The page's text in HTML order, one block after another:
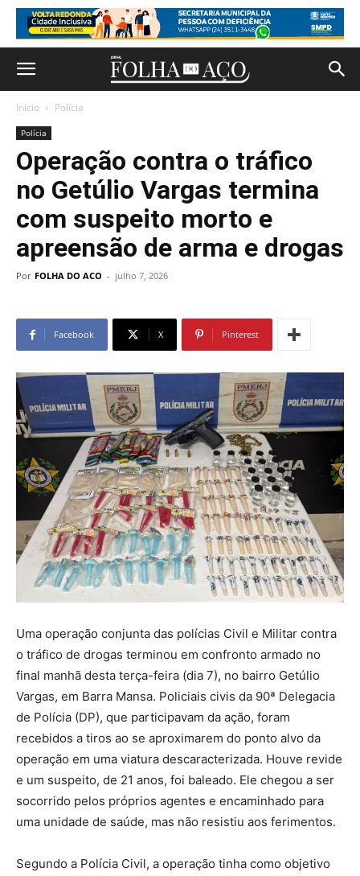
Início Polícia
Polícia
Operação contra o tráfico
no Getúlio Vargas termina
com suspeito morto e
apreensão de arma e drogas
Por FOLHA DO ACO - julho 7, 2026
Facebook X Pinterest
Uma operação conjunta das polícias Civil e Militar contra
o tráfico de drogas terminou em confronto armado no
final manhã desta terça-feira (dia 7), no bairro Getúlio
Vargas, em Barra Mansa. Policiais civis da 90ª Delegacia
de Polícia (DP), que participavam da ação, foram
recebidos a tiros ao se aproximarem do ponto alvo da
operação em uma viatura descaracterizada. Houve revide
e um suspeito, de 21 anos, foi baleado. Ele chegou a ser
socorrido pelos próprios agentes e encaminhado para
uma unidade de saúde, mas não resistiu aos ferimentos.
Segundo a Polícia Civil, a operação tinha como objetivo